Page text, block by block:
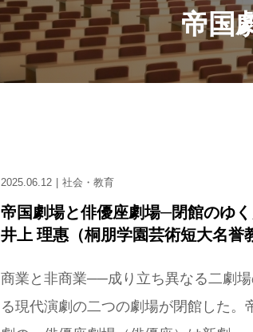
帝国
2025.06.12 社会・教育
帝国劇場と俳優座劇場─閉館のゆく
井上 理惠（桐朋学園芸術短大名誉
商業と非商業──成り立ち異なる二劇
る現代演劇の二つの劇場が閉館した。